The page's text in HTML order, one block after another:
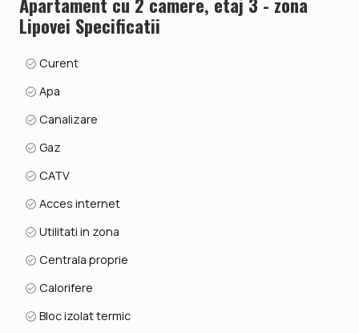
Indicator performanta energetica: Clasa A
ID intern: V9949
Lipovei Specificatii
Curent
Apa
Canalizare
Gaz
CATV
Acces internet
Utilitati in zona
Centrala proprie
Calorifere
Bloc izolat termic